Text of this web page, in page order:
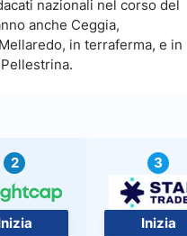
nazionali nel corso del
anche Ceggia,
in terraferma, e in
2 3
Inizia